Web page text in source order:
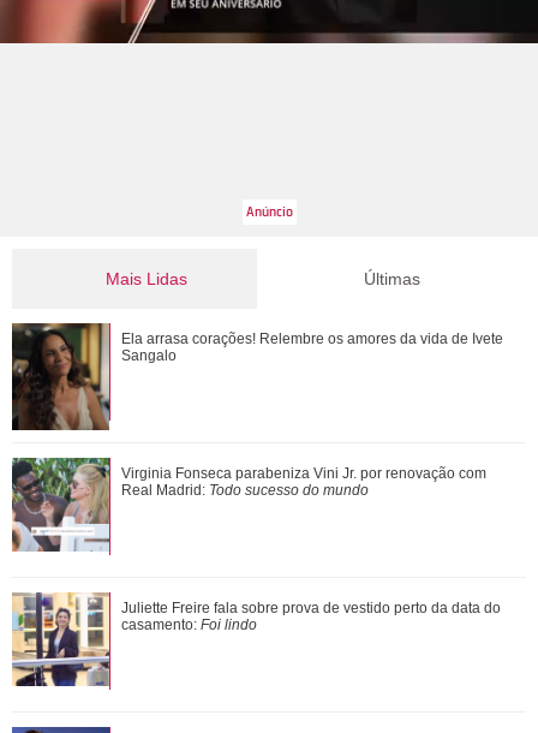
Mais Lidas
Confira filmes em que as cenas de sexo foram reais
Além de Ariana Grande, confira famosas que já foram
criticadas pelos corpos magros (e rebat...
Tom Brady é visto em passeio de iate no sul da França ao
lado de mulher misteriosa
Últimas
Ela arrasa corações! Relembre os amores da vida de Ivete
Sangalo
Virginia Fonseca parabeniza Vini Jr. por renovação com
Real Madrid: Todo sucesso do mundo
Juliette Freire fala sobre prova de vestido perto da data do
casamento: Foi lindo